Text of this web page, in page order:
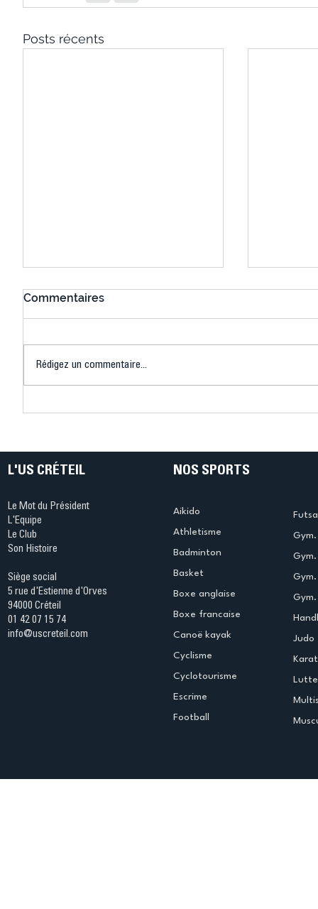
Posts récents
Commentaires
Rédigez un commentaire...
L'US CRÉTEIL
Le Mot du Président
L'Equipe
Le Club
Son Histoire
Siège social
5 rue d'Estienne d'Orves
94000 Créteil
01 42 07 15 74
info@uscreteil.com
NOS SPORTS
Aikido
Athletisme
Badminton
Basket
Boxe anglaise
Boxe francaise
Canoë kayak
Cyclisme
Cyclotourisme
Escrime
Football
Judo
Lutte